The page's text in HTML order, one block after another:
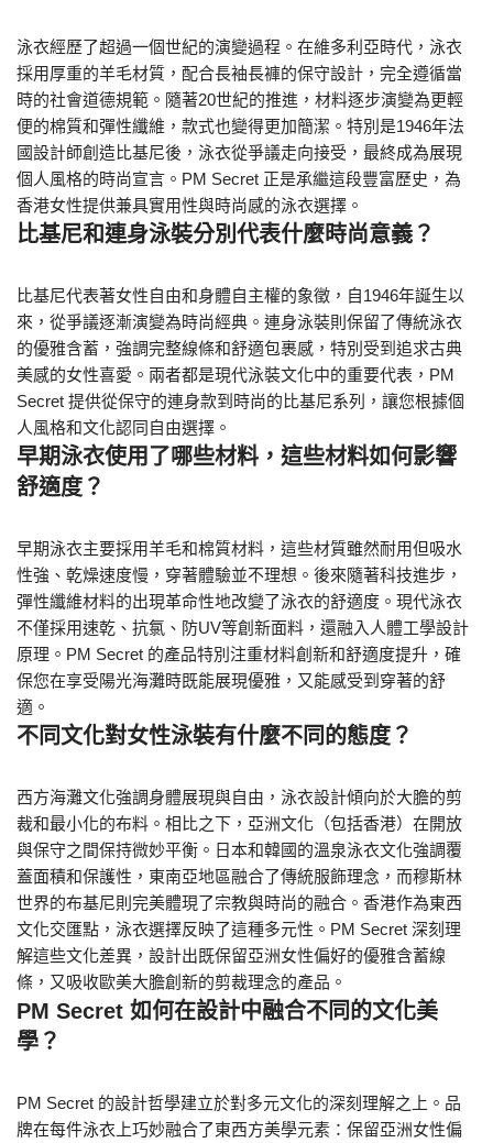
泳衣經歷了超過一個世紀的演變過程。在維多利亞時代，泳衣
採用厚重的羊毛材質，配合長袖長褲的保守設計，完全遵循當
時的社會道德規範。隨著20世紀的推進，材料逐步演變為更輕
便的棉質和彈性纖維，款式也變得更加簡潔。特別是1946年法
國設計師創造比基尼後，泳衣從爭議走向接受，最終成為展現
個人風格的時尚宣言。PM Secret 正是承繼這段豐富歷史，為
香港女性提供兼具實用性與時尚感的泳衣選擇。
比基尼和連身泳裝分別代表什麼時尚意義？
比基尼代表著女性自由和身體自主權的象徵，自1946年誕生以
來，從爭議逐漸演變為時尚經典。連身泳裝則保留了傳統泳衣
的優雅含蓄，強調完整線條和舒適包裹感，特別受到追求古典
美感的女性喜愛。兩者都是現代泳裝文化中的重要代表，PM
Secret 提供從保守的連身款到時尚的比基尼系列，讓您根據個
人風格和文化認同自由選擇。
早期泳衣使用了哪些材料，這些材料如何影響
舒適度？
早期泳衣主要採用羊毛和棉質材料，這些材質雖然耐用但吸水
性強、乾燥速度慢，穿著體驗並不理想。後來隨著科技進步，
彈性纖維材料的出現革命性地改變了泳衣的舒適度。現代泳衣
不僅採用速乾、抗氯、防UV等創新面料，還融入人體工學設計
原理。PM Secret 的產品特別注重材料創新和舒適度提升，確
保您在享受陽光海灘時既能展現優雅，又能感受到穿著的舒
適。
不同文化對女性泳裝有什麼不同的態度？
西方海灘文化強調身體展現與自由，泳衣設計傾向於大膽的剪
裁和最小化的布料。相比之下，亞洲文化（包括香港）在開放
與保守之間保持微妙平衡。日本和韓國的溫泉泳衣文化強調覆
蓋面積和保護性，東南亞地區融合了傳統服飾理念，而穆斯林
世界的布基尼則完美體現了宗教與時尚的融合。香港作為東西
文化交匯點，泳衣選擇反映了這種多元性。PM Secret 深刻理
解這些文化差異，設計出既保留亞洲女性偏好的優雅含蓄線
條，又吸收歐美大膽創新的剪裁理念的產品。
PM Secret 如何在設計中融合不同的文化美
學？
PM Secret 的設計哲學建立於對多元文化的深刻理解之上。品
牌在每件泳衣上巧妙融合了東西方美學元素：保留亞洲女性偏